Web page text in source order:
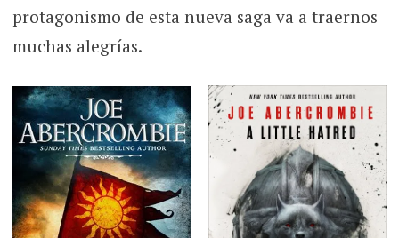
protagonismo de esta nueva saga va a traernos
muchas alegrías.